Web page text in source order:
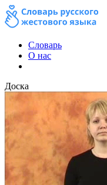
Словарь
О нас
Доска